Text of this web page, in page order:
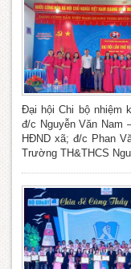
Đại hội Chi bộ nhiệm
đ/c Nguyễn Văn
HĐND xã; đ/c Phan
Trường TH&THCS